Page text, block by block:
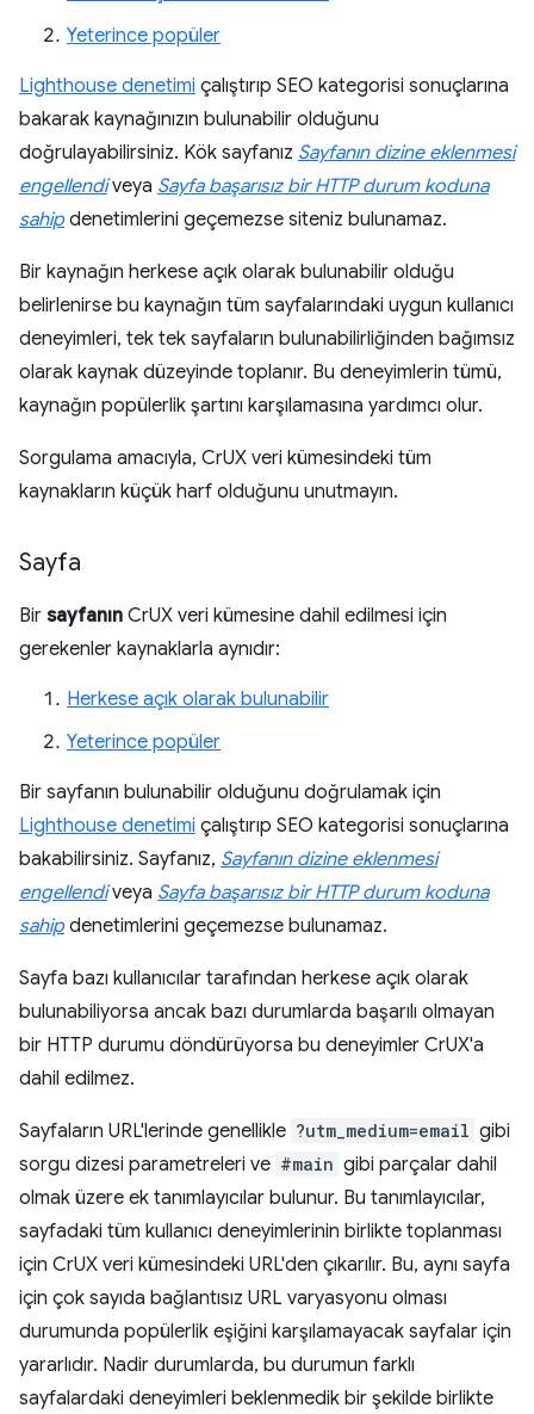
Yeterince popüler
Lighthouse denetimi çalıştırıp SEO kategorisi sonuçlarına
bakarak kaynağınızın bulunabilir olduğunu
doğrulayabilirsiniz. Kök sayfanız Sayfanın dizine eklenmesi
engellendiveya Sayfa başarısız bir HTTP durum koduna
sahipdenetimlerini geçemezse siteniz bulunamaz.
Bir kaynağın herkese açık olarak bulunabilir olduğu
belirlenirse bu kaynağın tüm sayfalarındaki uygun kullanıcı
deneyimleri, tek tek sayfaların bulunabilirliğinden bağımsız
olarak kaynak düzeyinde toplanır. Bu deneyimlerin tümü,
kaynağın popülerlik şartını karşılamasına yardımcı olur.
Sorgulama amacıyla, CrUX veri kümesindeki tüm
kaynakların küçük harf olduğunu unutmayın.
Sayfa
Bir sayfanın CrUX veri kümesine dahil edilmesi için
gerekenler kaynaklarla aynıdır:
Herkese açık olarak bulunabilir
Yeterince popüler
Bir sayfanın bulunabilir olduğunu doğrulamak için
Lighthouse denetimi çalıştırıp SEO kategorisi sonuçlarına
bakabilirsiniz. Sayfanız, Sayfanın dizine eklenmesi
engellendiveya Sayfa başarısız bir HTTP durum koduna
sahipdenetimlerini geçemezse bulunamaz.
Sayfa bazı kullanıcılar tarafından herkese açık olarak
bulunabiliyorsa ancak bazı durumlarda başarılı olmayan
bir HTTP durumu döndürüyorsa bu deneyimler CrUX'a
dahil edilmez.
Sayfaların URL'lerinde genellikle ?utm_medium=email gibi
sorgu dizesi parametreleri ve #main gibi parçalar dahil
olmak üzere ek tanımlayıcılar bulunur. Bu tanımlayıcılar,
sayfadaki tüm kullanıcı deneyimlerinin birlikte toplanması
için CrUX veri kümesindeki URL'den çıkarılır. Bu, aynı sayfa
için çok sayıda bağlantısız URL varyasyonu olması
durumunda popülerlik eşiğini karşılamayacak sayfalar için
yararlıdır. Nadir durumlarda, bu durumun farklı
sayfalardaki deneyimleri beklenmedik bir şekilde birlikte